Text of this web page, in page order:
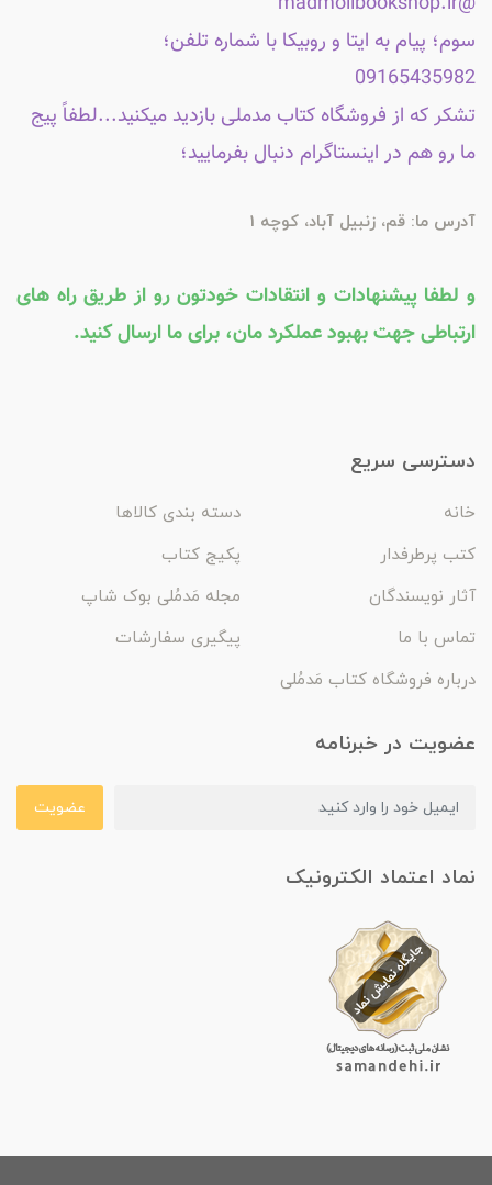
سوم؛ پیام به ایتا و روبیکا با شماره تلفن؛
09165435982
تشکر که از فروشگاه کتاب مدملی بازدید میکنید...لطفاً پیج
ما رو هم در اینستاگرام دنبال بفرمایید؛
آدرس ما: قم، زنبیل آباد، کوچه 1
و لطفا پیشنهادات و انتقادات خودتون رو از طریق راه های
ارتباطی جهت بهبود عملکرد مان، برای ما ارسال کنید.
دسترسی سریع
خانه
دسته بندی کالاها
کتب پرطرفدار
پکیج کتاب
آثار نویسندگان
مجله مَدمُلی بوک شاپ
تماس با ما
پیگیری سفارشات
درباره فروشگاه کتاب مَدمُلی
عضویت در خبرنامه
عضویت
نماد اعتماد الکترونیک